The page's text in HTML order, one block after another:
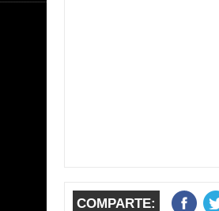
COMPARTE: